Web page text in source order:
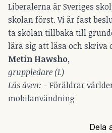
Liberalerna är Sveriges
skolan först. Vi är fast
ta skolan tillbaka till
lära sig att läsa och skriva
Metin Hawsho,
gruppledare (L)
Läs även: - Föräldrar
mobilanvändning
Dela